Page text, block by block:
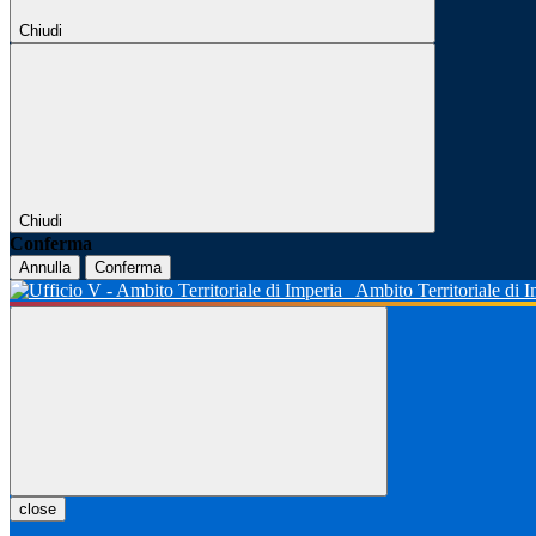
Chiudi
Chiudi
Conferma
Annulla Conferma
Ambito Territoriale di
close